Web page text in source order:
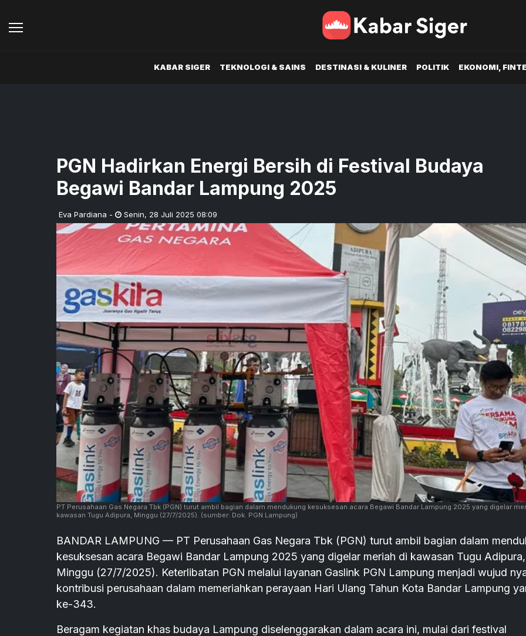
KABAR SIGER TEKNOLOGI & SAINS DESTINASI & KULINER POLITIK EKONOMI,
PGN Hadirkan Energi Bersih di Festival Budaya
Begawi Bandar Lampung 2025
Eva Pardiana - Senin, 28 Juli 2025 08:09
PT Perusahaan Gas Negara Tbk (PGN) turut ambil bagian dalam mendukung kesuksesan acara Begawi Bandar Lampung 2025 yang digelar
kawasan Tugu Adipura, Minggu (27/7/2025). (sumber: Dok. PGN Lampung)
BANDAR LAMPUNG — PT Perusahaan Gas Negara Tbk (PGN) turut ambil bagian dalam
kesuksesan acara Begawi Bandar Lampung 2025 yang digelar meriah di kawasan Tugu Adipura,
Minggu (27/7/2025). Keterlibatan PGN melalui layanan Gaslink PGN Lampung menjadi wujud
kontribusi perusahaan dalam memeriahkan perayaan Hari Ulang Tahun Kota Bandar Lampung
ke-343.
Beragam kegiatan khas budaya Lampung diselenggarakan dalam acara ini, mulai dari festival